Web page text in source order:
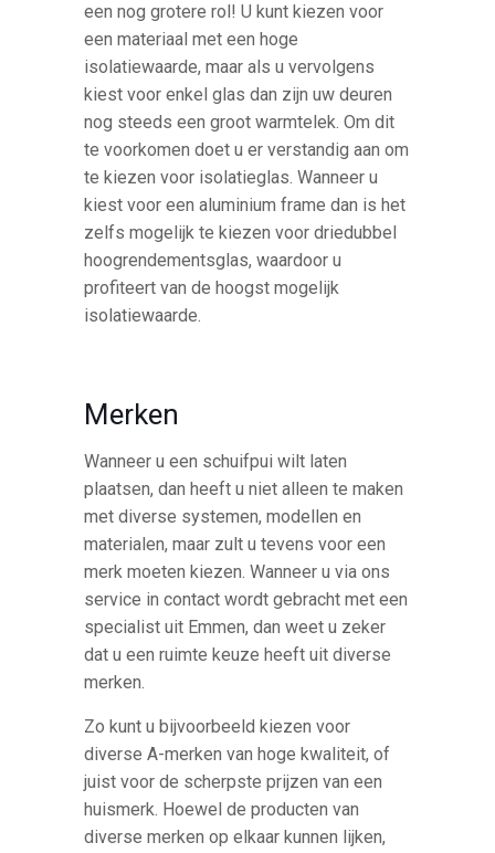
een nog grotere rol! U kunt kiezen voor
een materiaal met een hoge
isolatiewaarde, maar als u vervolgens
kiest voor enkel glas dan zijn uw deuren
nog steeds een groot warmtelek. Om dit
te voorkomen doet u er verstandig aan om
te kiezen voor isolatieglas. Wanneer u
kiest voor een aluminium frame dan is het
zelfs mogelijk te kiezen voor driedubbel
hoogrendementsglas, waardoor u
profiteert van de hoogst mogelijk
isolatiewaarde.
Merken
Wanneer u een schuifpui wilt laten
plaatsen, dan heeft u niet alleen te maken
met diverse systemen, modellen en
materialen, maar zult u tevens voor een
merk moeten kiezen. Wanneer u via ons
service in contact wordt gebracht met een
specialist uit Emmen, dan weet u zeker
dat u een ruimte keuze heeft uit diverse
merken.
Zo kunt u bijvoorbeeld kiezen voor
diverse A-merken van hoge kwaliteit, of
juist voor de scherpste prijzen van een
huismerk. Hoewel de producten van
diverse merken op elkaar kunnen lijken,